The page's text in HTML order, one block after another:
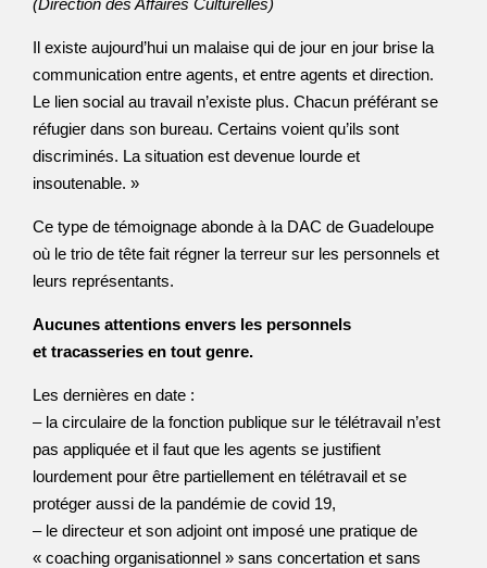
(Direction des Affaires Culturelles)
Il existe aujourd’hui un malaise qui de jour en jour brise la
communication entre agents, et entre agents et direction.
Le lien social au travail n’existe plus. Chacun préférant se
réfugier dans son bureau. Certains voient qu’ils sont
discriminés. La situation est devenue lourde et
insoutenable. »
Ce type de témoignage abonde à la DAC de Guadeloupe
où le trio de tête fait régner la terreur sur les personnels et
leurs représentants.
Aucunes attentions envers les personnels
et tracasseries en tout genre.
Les dernières en date :
– la circulaire de la fonction publique sur le télétravail n’est
pas appliquée et il faut que les agents se justifient
lourdement pour être partiellement en télétravail et se
protéger aussi de la pandémie de covid 19,
– le directeur et son adjoint ont imposé une pratique de
« coaching organisationnel » sans concertation et sans